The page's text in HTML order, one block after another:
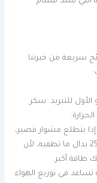
سريعة من خبرتنا
للتبريد. سكر
إذا بتطلع مشوار قصير،
خل المكيف شغال على درجة حرارة 25 بدال ما تطفيه، لأن
طاقة أكبر.
تساعد في توزيع الهواء